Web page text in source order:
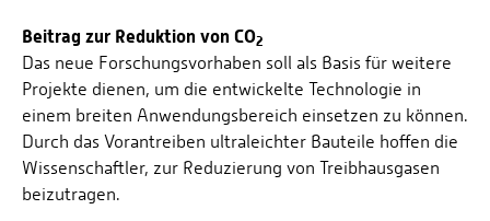
Beitrag zur Reduktion von CO2
Das neue Forschungsvorhaben soll als Basis für weitere
Projekte dienen, um die entwickelte Technologie in
einem breiten Anwendungsbereich einsetzen zu können.
Durch das Vorantreiben ultraleichter Bauteile hoffen die
Wissenschaftler, zur Reduzierung von Treibhausgasen
beizutragen.